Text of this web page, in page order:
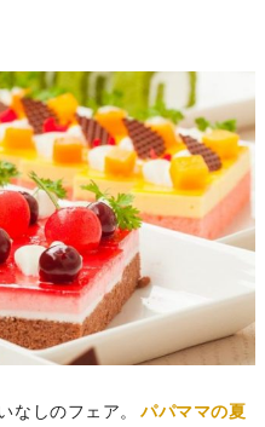
なしのフェア。
パパママの夏